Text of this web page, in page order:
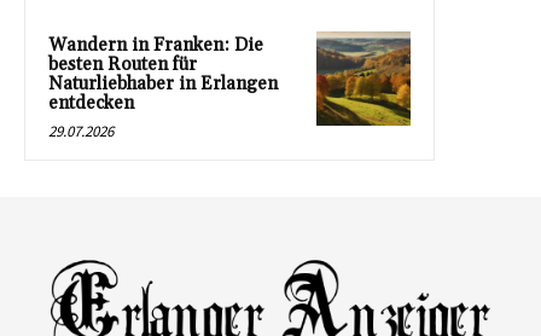
Wandern in Franken: Die
besten Routen für
Naturliebhaber in Erlangen
entdecken
29.07.2026